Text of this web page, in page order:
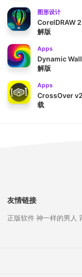
图形设计
CorelDRAW
解版
Apps
Dynamic
解版
Apps
CrossOver
载
友情链接
正版软件 神一样的男人